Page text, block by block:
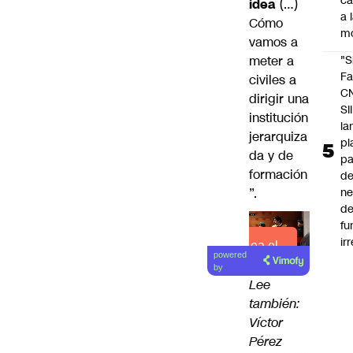
idea (…)
Cómo
vamos a
meter a
civiles a
dirigir una
institución
jerarquiza
da y de
formación
”.
Lea el
artículo
powered
by
Lee
también:
Víctor
Pérez
a
SII
de